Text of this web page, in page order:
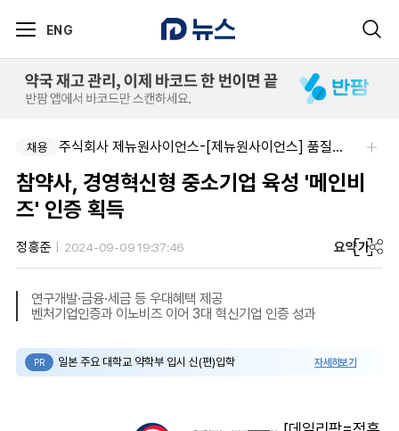
ENG
채용 주식회사 한독-[한독] 신입 및 경력 직무별 수시채용
채용 주식회사 제뉴원사이언스-[제뉴원사이언스] 품질관리약사 모집(경력무관)
참약사, 경영혁신형 중소기업 육성 '메인비
즈' 인증 획득
정흥준 2024-09-09 19:37:46 요약가
연구개발·금융·세금 등 우대혜택 제공
벤처기업인증과 이노비즈 이어 3대 혁신기업 인증 성과
PR 일본 주요 대학교 약학부 입시 신(편)입학 자세히보기